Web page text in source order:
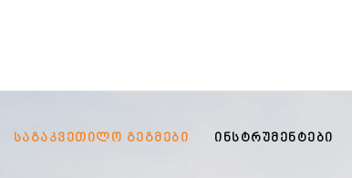
ᲡᲐᲒᲐᲙᲕᲔᲗᲘᲚᲝ ᲒᲔᲒᲛᲔᲑᲘ ᲘᲜᲡᲢᲠᲣᲛᲔᲜᲢᲔᲑᲘ